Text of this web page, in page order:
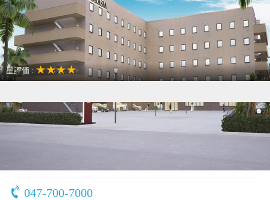
プ
星評価 : ★★★★
オーシャンビュー
047-700-7000